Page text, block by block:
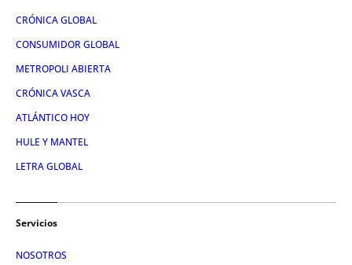
CRÓNICA GLOBAL
CONSUMIDOR GLOBAL
METROPOLI ABIERTA
CRÓNICA VASCA
ATLÁNTICO HOY
HULE Y MANTEL
LETRA GLOBAL
Servicios
NOSOTROS